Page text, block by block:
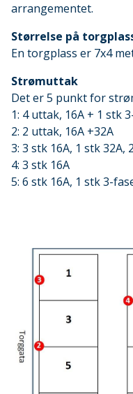
arrangementet.
Størrelse på
En torgplass er 7x4
Strømuttak
Det er 5 punkt for
1: 4 uttak, 16A + 1 stk
2: 2 uttak, 16A +32A
3: 3 stk 16A, 1 stk 32A,
4: 3 stk 16A
5: 6 stk 16A, 1 stk 3-